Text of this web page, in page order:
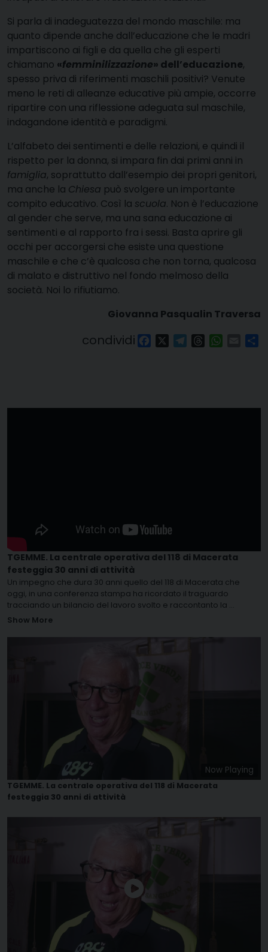
Si parla di inadeguatezza del mondo maschile: ma
quanto dipende anche dall’educazione che le madri
impartiscono ai figli e da quella che gli esperti
chiamano «femminilizzazione» dell’educazione,
spesso priva di riferimenti maschili positivi? Venute
meno le reti di alleanze educative più ampie, occorre
ripartire con una riflessione adeguata sul maschile,
indagandone identità e paradigmi.
L’alfabeto dei sentimenti e delle relazioni, e quindi il
rispetto per la donna, si impara fin dai primi anni in
famiglia, soprattutto dall’esempio dei propri genitori,
ma anche la Chiesa può svolgere un importante
compito educativo. Così la scuola. Non è l’educazione
al gender che serve, ma una sana educazione ai
sentimenti e al rapporto fra i sessi. Basta aprire gli
occhi per accorgersi che esiste una questione
maschile e che c’è qualcosa che non torna, qualcosa
di malato e distruttivo nel fondo melmoso della
società. Noi lo rifiutiamo.
Giovanna Pasqualin Traversa
condividi FacebookTelegram
Threads Email
TGEMME. La centrale operativa del 118 di Macerata
festeggia 30 anni di attività
Un impegno che dura 30 anni quello del 118 di Macerata che
oggi, in una conferenza stampa ha ricordato il traguardo
tracciando un bilancio del lavoro svolto e raccontanto la ...
Show More
Now Playing
TGEMME. La centrale operativa del 118 di Macerata
festeggia 30 anni di attività